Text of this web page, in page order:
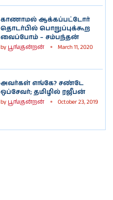
காணாமல் ஆக்கப்பட்டோர்
தொடர்பில் பொறுப்புக்கூற
வைப்போம் – சம்பந்தன்
by பூங்குன்றன் March 11, 2020
அவர்கள் எங்கே? சண்டே
ஒப்சேவர்; தமிழில் ரஜீபன்
by பூங்குன்றன் October 23, 2019